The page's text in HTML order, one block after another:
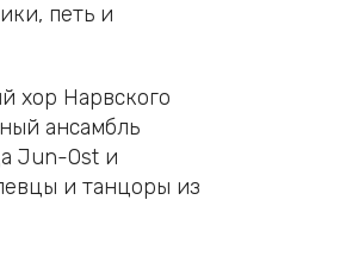
петь и
хор Нарвского
ансамбль
Jun-Ost и
и танцоры из